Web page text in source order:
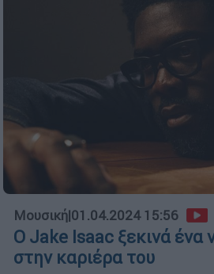
Μουσική|01.04.2024 15:56
O Jake Isaac ξεκινά ένα
στην καριέρα του